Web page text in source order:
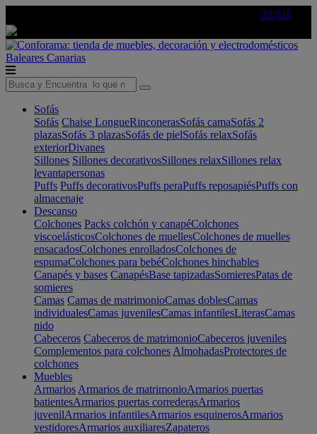
AQUÍ
Baleares Canarias
Sofás
Sofás Chaise LongueRinconerasSofás camaSofás 2
plazasSofás 3 plazasSofás de pielSofás relaxSofás
exteriorDivanes
Sillones Sillones decorativosSillones relaxSillones relax
levantapersonas
Puffs Puffs decorativosPuffs peraPuffs reposapiésPuffs con
almacenaje
Descanso
Colchones Packs colchón y canapéColchones
viscoelásticosColchones de muellesColchones de muelles
ensacadosColchones enrolladosColchones de
espumaColchones para bebéColchones hinchables
Canapés y bases CanapésBase tapizadasSomieresPatas de
somieres
Camas Camas de matrimonioCamas doblesCamas
individualesCamas juvenilesCamas infantilesLiterasCamas
nido
Cabeceros Cabeceros de matrimonioCabeceros juveniles
Complementos para colchones AlmohadasProtectores de
colchones
Muebles
Armarios Armarios de matrimonioArmarios puertas
batientesArmarios puertas correderasArmarios
juvenilArmarios infantilesArmarios esquinerosArmarios
vestidoresArmarios auxiliaresZapateros